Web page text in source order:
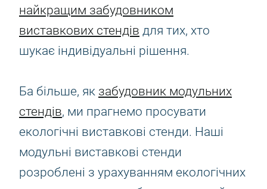
найкращим забудовником
виставкових стендів для тих, хто
шукає індивідуальні рішення.
Ба більше, як забудовник модульних
стендів, ми прагнемо просувати
екологічні виставкові стенди. Наші
модульні виставкові стенди
розроблені з урахуванням екологічних